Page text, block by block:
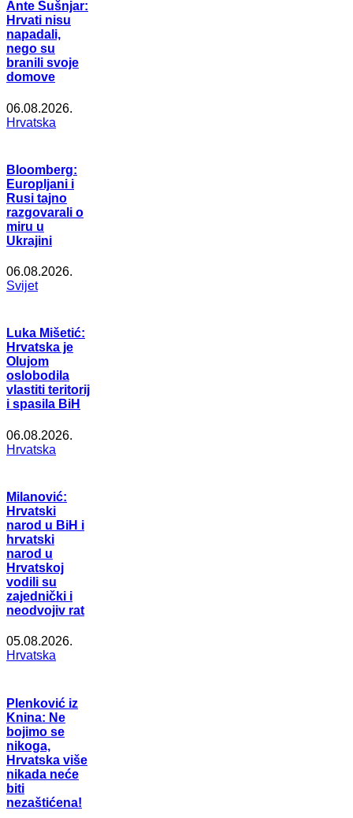
Ante Šušnjar:
Hrvati nisu
napadali,
nego su
branili svoje
domove
06.08.2026.
Hrvatska
Bloomberg:
Europljani i
Rusi tajno
razgovarali o
miru u
Ukrajini
06.08.2026.
Svijet
Luka Mišetić:
Hrvatska je
Olujom
oslobodila
vlastiti teritorij
i spasila BiH
06.08.2026.
Hrvatska
Milanović:
Hrvatski
narod u BiH i
hrvatski
narod u
Hrvatskoj
vodili su
zajednički i
neodvojiv rat
05.08.2026.
Hrvatska
Plenković iz
Knina: Ne
bojimo se
nikoga,
Hrvatska više
nikada neće
biti
nezaštićena!